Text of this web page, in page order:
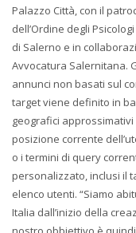
Palazzo Città, con il
dell’Ordine degli
di Salerno e in
Avvocatura Salernitana.
annunci non basati sul
target viene definito in
geografici
posizione corrente
o i termini di query
personalizzato, inclusi il
elenco utenti. “Siamo
Italia dall’inizio della